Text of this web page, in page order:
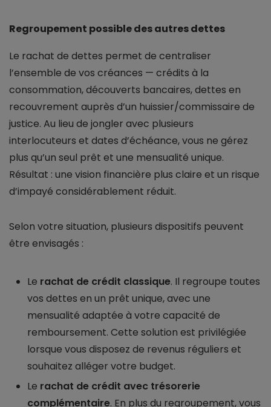
Regroupement possible des autres dettes
Le rachat de dettes permet de centraliser
l’ensemble de vos créances — crédits à la
consommation, découverts bancaires, dettes en
recouvrement auprès d’un huissier/commissaire de
justice. Au lieu de jongler avec plusieurs
interlocuteurs et dates d’échéance, vous ne gérez
plus qu’un seul prêt et une mensualité unique.
Résultat : une vision financière plus claire et un risque
d’impayé considérablement réduit.
Selon votre situation, plusieurs dispositifs peuvent
être envisagés :
Le rachat de crédit classique. Il regroupe toutes
vos dettes en un prêt unique, avec une
mensualité adaptée à votre capacité de
remboursement. Cette solution est privilégiée
lorsque vous disposez de revenus réguliers et
souhaitez alléger votre budget.
Le rachat de crédit avec trésorerie
complémentaire. En plus du regroupement, vous